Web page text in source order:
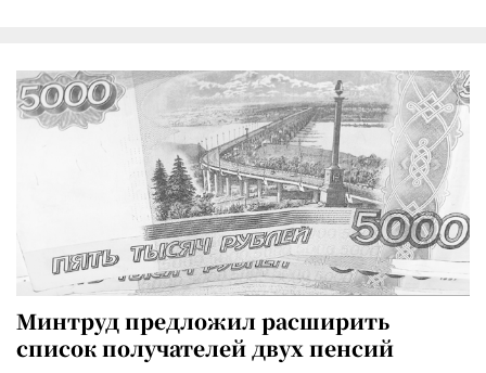
Минтруд предложил расширить
список получателей двух пенсий